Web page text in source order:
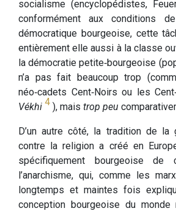
socialisme (encyclopédistes,
conformément aux conditions
démocratique bourgeoise, cette
entièrement elle aussi à la classe
la démocratie petite‑bourgeoise
n’a pas fait beaucoup trop
néo‑cadets Cent‑Noirs ou les
Vékhi 4 ), mais trop peu
D’un autre côté, la tradition de la
contre la religion a créé en
spécifiquement bourgeoise de
l’anarchisme, qui, comme les
longtemps et maintes fois
conception bourgeoise du